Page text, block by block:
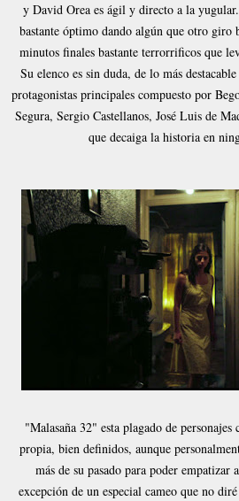
y David Orea es ágil y directo a la
bastante óptimo dando algún que otro giro
minutos finales bastante terrorrificos que
Su elenco es sin duda, de lo más
protagonistas principales compuesto por
Segura, Sergio Castellanos, José Luis de
que decaiga la historia en
"Malasaña 32" esta plagado de
propia, bien definidos, aunque
más de su pasado para poder empatizar
excepción de un especial cameo que no